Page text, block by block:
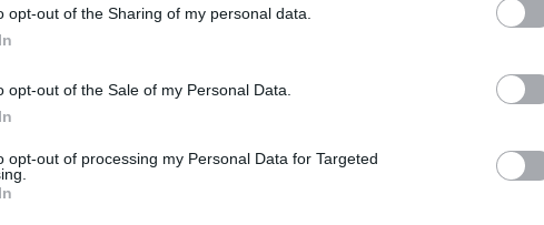
opt-out of the Sharing of my personal data.
opt-out of the Sale of my Personal Data.
opt-out of processing my Personal Data for Targeted
fogja meghosszabbítani szerződését,
elnök-vezérigazgatója.